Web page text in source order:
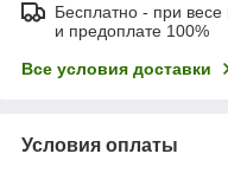
Бесплатно - при весе
и предоплате 100%
Все условия доставки
Условия оплаты